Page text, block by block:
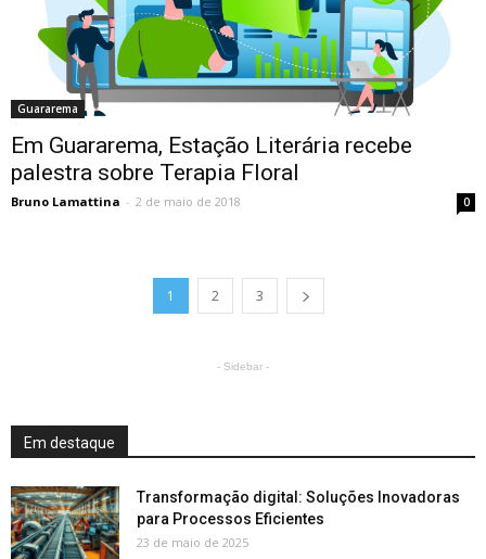
Guararema
Em Guararema, Estação Literária recebe
palestra sobre Terapia Floral
Bruno Lamattina - 2 de maio de 2018 0
1 2 3
- Sidebar -
Em destaque
Transformação digital: Soluções Inovadoras
para Processos Eficientes
23 de maio de 2025